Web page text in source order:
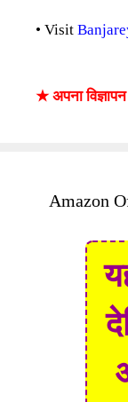
• Visit
★ अपना
Amazon